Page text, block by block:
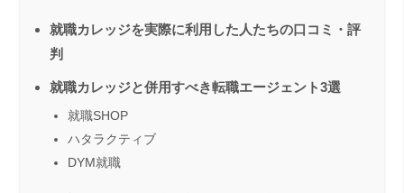
就職カレッジを実際に利用した人たちの口コミ・評
判
就職カレッジと併用すべき転職エージェント3選
就職SHOP
ハタラクティブ
DYM就職